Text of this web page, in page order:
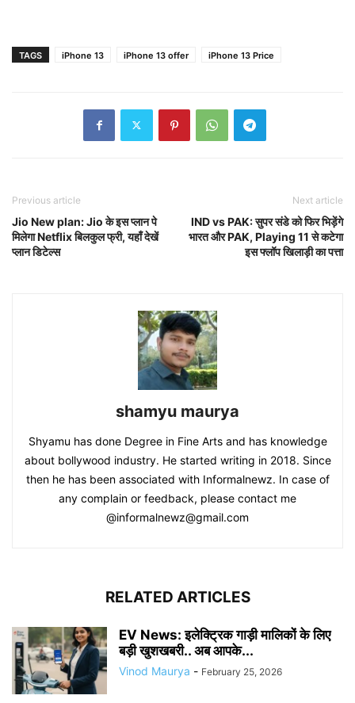
TAGS iPhone 13 iPhone 13 offer iPhone 13 Price
Previous article
Jio New plan: Jio के इस प्लान पे
मिलेगा Netflix बिलकुल फ्री, यहाँ देखें
प्लान डिटेल्स
Next article
IND vs PAK: सुपर संडे को फिर भिड़ेंगे
भारत और PAK, Playing 11 से कटेगा
इस फ्लॉप खिलाड़ी का पत्ता
shamyu maurya
Shyamu has done Degree in Fine Arts and has knowledge
about bollywood industry. He started writing in 2018. Since
then he has been associated with Informalnewz. In case of
any complain or feedback, please contact me
@informalnewz@gmail.com
RELATED ARTICLES
EV News: इलेक्ट्रिक गाड़ी मालिकों के लिए
बड़ी खुशखबरी.. अब आपके...
Vinod Maurya - February 25, 2026